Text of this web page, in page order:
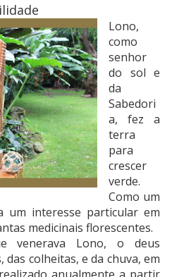
Lono,
como
senhor
do sol e
da
Sabedori
a, fez a
terra
para
crescer
verde.
Como um
um interesse particular em
medicinais florescentes.
venerava Lono, o deus
colheitas, e da chuva, em
anualmente a partir